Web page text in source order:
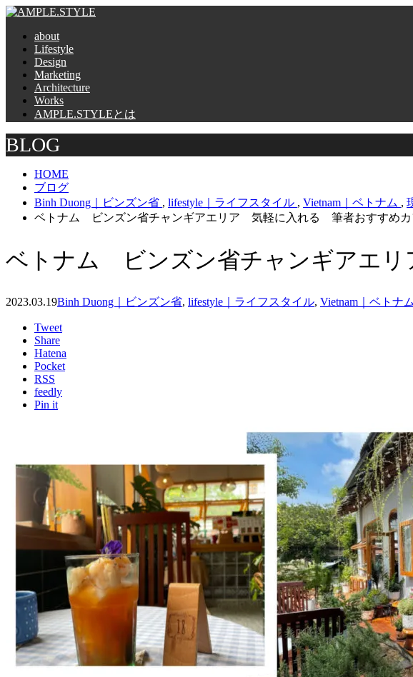
about
Lifestyle
Design
Marketing
Architecture
Works
AMPLE.STYLEとは
BLOG
HOME
ブログ
Binh Duong｜ビンズン省 , lifestyle｜ライフスタイル , Vietnam｜ベトナム ,
ベトナム ビンズン省チャンギアエリア 気軽に入れる 筆者おすすめカ
ベトナム ビンズン省チャンギアエ
2023.03.19Binh Duong｜ビンズン省, lifestyle｜ライフスタイル, Vietnam｜ベトナム
Tweet
Share
Hatena
Pocket
RSS
feedly
Pin it